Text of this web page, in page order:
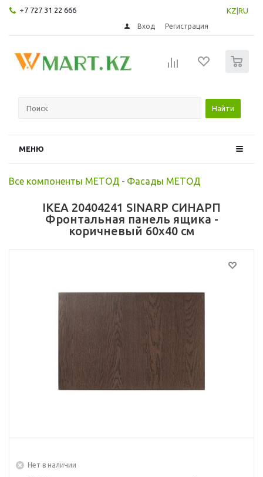
+7 727 31 22 666 KZ RU
Вход Регистрация
Найти
МЕНЮ
Все компоненты МЕТОД - Фасады МЕТОД
IKEA 20404241 SINARP СИНАРП
Фронтальная панель ящика -
коричневый 60x40 см
Нет в наличии